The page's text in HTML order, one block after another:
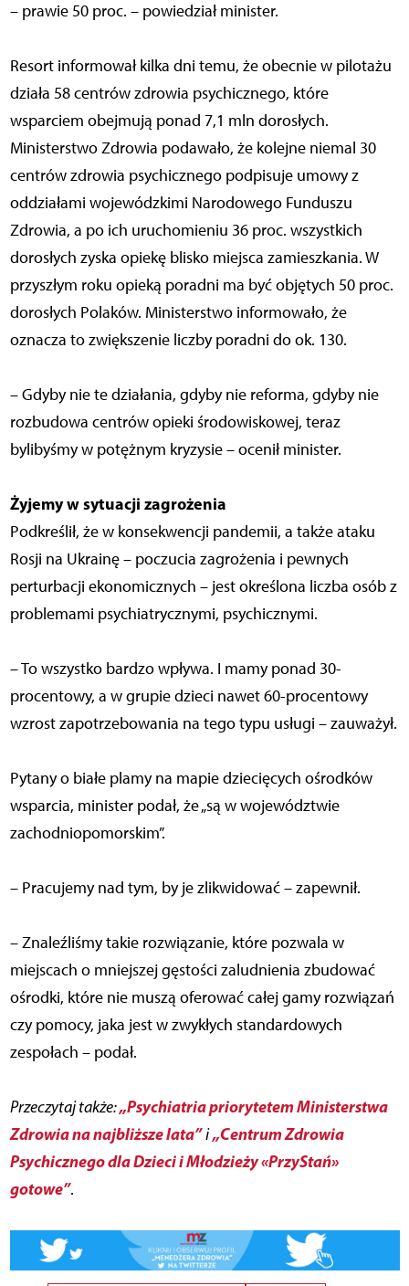
– prawie 50 proc. – powiedział minister.
Resort informował kilka dni temu, że obecnie w pilotażu
działa 58 centrów zdrowia psychicznego, które
wsparciem obejmują ponad 7,1 mln dorosłych.
Ministerstwo Zdrowia podawało, że kolejne niemal 30
centrów zdrowia psychicznego podpisuje umowy z
oddziałami wojewódzkimi Narodowego Funduszu
Zdrowia, a po ich uruchomieniu 36 proc. wszystkich
dorosłych zyska opiekę blisko miejsca zamieszkania. W
przyszłym roku opieką poradni ma być objętych 50 proc.
dorosłych Polaków. Ministerstwo informowało, że
oznacza to zwiększenie liczby poradni do ok. 130.
– Gdyby nie te działania, gdyby nie reforma, gdyby nie
rozbudowa centrów opieki środowiskowej, teraz
bylibyśmy w potężnym kryzysie – ocenił minister.
Żyjemy w sytuacji zagrożenia
Podkreślił, że w konsekwencji pandemii, a także ataku
Rosji na Ukrainę – poczucia zagrożenia i pewnych
perturbacji ekonomicznych – jest określona liczba osób z
problemami psychiatrycznymi, psychicznymi.
– To wszystko bardzo wpływa. I mamy ponad 30-
procentowy, a w grupie dzieci nawet 60-procentowy
wzrost zapotrzebowania na tego typu usługi – zauważył.
Pytany o białe plamy na mapie dziecięcych ośrodków
wsparcia, minister podał, że „są w województwie
zachodniopomorskim”.
– Pracujemy nad tym, by je zlikwidować – zapewnił.
– Znaleźliśmy takie rozwiązanie, które pozwala w
miejscach o mniejszej gęstości zaludnienia zbudować
ośrodki, które nie muszą oferować całej gamy rozwiązań
czy pomocy, jaka jest w zwykłych standardowych
zespołach – podał.
Przeczytaj także:„Psychiatria priorytetem Ministerstwa
Zdrowia na najbliższe lata” i „Centrum Zdrowia
Psychicznego dla Dzieci i Młodzieży «PrzyStań»
gotowe”.